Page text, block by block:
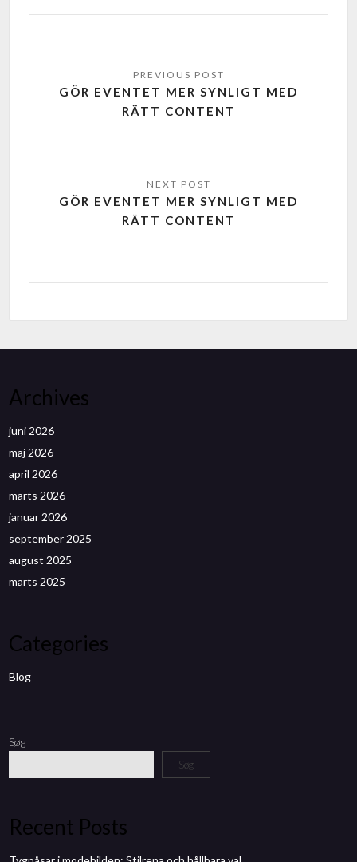
GÖR EVENTET MER SYNLIGT MED
RÄTT CONTENT
GÖR EVENTET MER SYNLIGT MED
RÄTT CONTENT
Archives
juni 2026
maj 2026
april 2026
marts 2026
januar 2026
september 2025
august 2025
marts 2025
Categories
Blog
Søg
Søg
Recent Posts